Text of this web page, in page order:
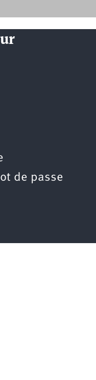
de passe